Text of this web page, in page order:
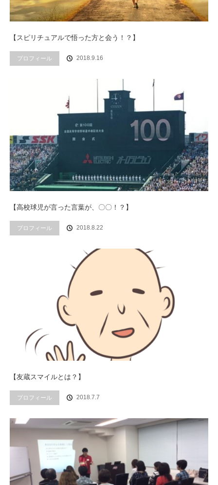
【スピリチュアルで悟った方と会う！？】
プロフィール 2018.9.16
【高校球児が言った言葉が、〇〇！？】
プロフィール 2018.8.22
【友蔵スマイルとは？】
プロフィール 2018.7.7